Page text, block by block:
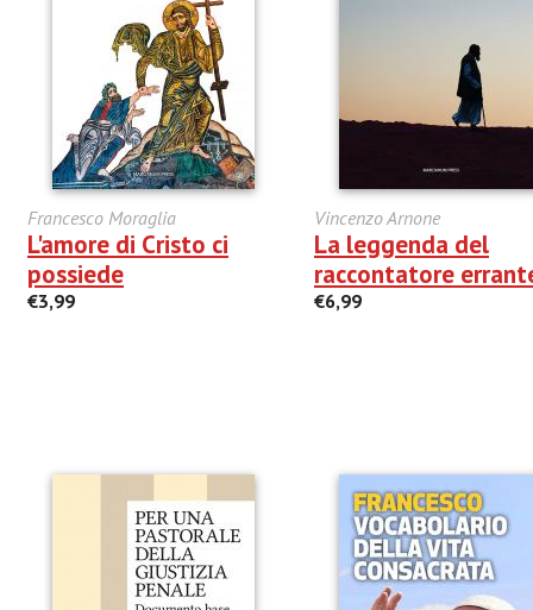
Francesco Moraglia
L'amore di Cristo ci
possiede
€3,99
Vincenzo Arnone
La leggenda del
raccontatore
€6,99